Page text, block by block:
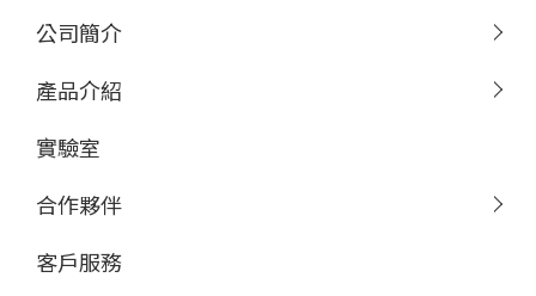
公司簡介
產品介紹
實驗室
合作夥伴
客戶服務